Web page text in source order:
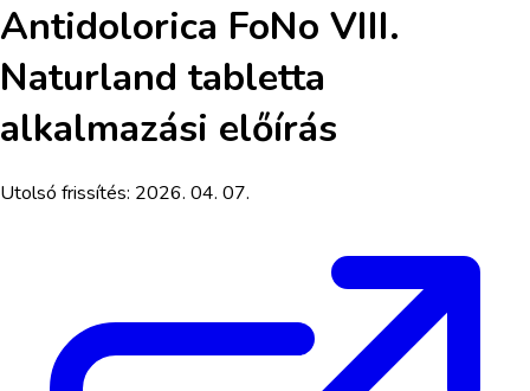
Antidolorica FoNo VIII.
Naturland tabletta
alkalmazási előírás
Utolsó frissítés: 2026. 04. 07.